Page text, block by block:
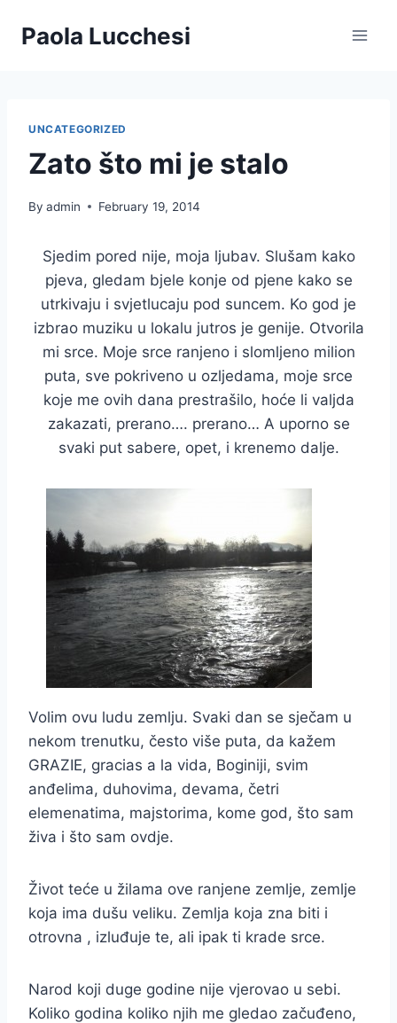
Paola Lucchesi
UNCATEGORIZED
Zato što mi je stalo
By admin February 19, 2014
Sjedim pored nije, moja ljubav. Slušam kako
pjeva, gledam bjele konje od pjene kako se
utrkivaju i svjetlucaju pod suncem. Ko god je
izbrao muziku u lokalu jutros je genije. Otvorila
mi srce. Moje srce ranjeno i slomljeno milion
puta, sve pokriveno u ozljedama, moje srce
koje me ovih dana prestrašilo, hoće li valjda
zakazati, prerano…. prerano… A uporno se
svaki put sabere, opet, i krenemo dalje.
Volim ovu ludu zemlju. Svaki dan se sječam u
nekom trenutku, često više puta, da kažem
GRAZIE, gracias a la vida, Boginiji, svim
anđelima, duhovima, devama, četri
elemenatima, majstorima, kome god, što sam
živa i što sam ovdje.
Život teće u žilama ove ranjene zemlje, zemlje
koja ima dušu veliku. Zemlja koja zna biti i
otrovna , izluđuje te, ali ipak ti krade srce.
Narod koji duge godine nije vjerovao u sebi.
Koliko godina koliko njih me gledao začuđeno,